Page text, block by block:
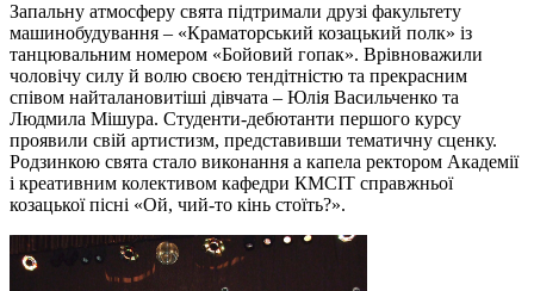
Запальну атмосферу свята підтримали друзі факультету
машинобудування – «Краматорський козацький полк» із
танцювальним номером «Бойовий гопак». Врівноважили
чоловічу силу й волю своєю тендітністю та прекрасним
співом найталановитіші дівчата – Юлія Васильченко та
Людмила Мішура. Студенти-дебютанти першого курсу
проявили свій артистизм, представивши тематичну сценку.
Родзинкою свята стало виконання а капела ректором Академії
і креативним колективом кафедри КМСІТ справжньої
козацької пісні «Ой, чий-то кінь стоїть?».